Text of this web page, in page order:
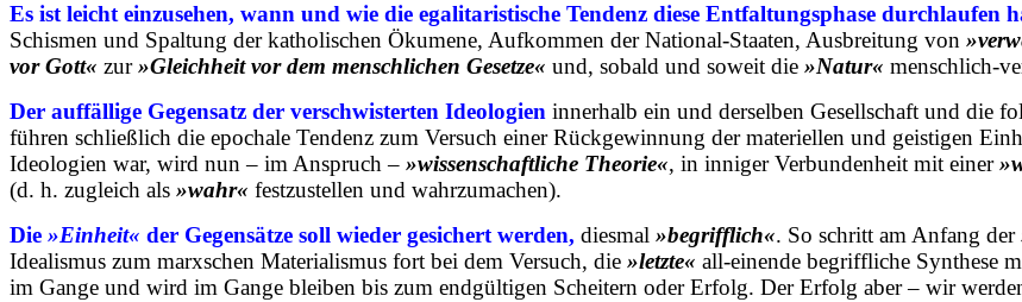
Es ist leicht einzusehen, wann und wie die egalitaristische Tendenz diese Entfaltungsphase durchlaufen
Schismen und Spaltung der katholischen Ökumene, Aufkommen der National-Staaten, Ausbreitung von
vor Gott« zur»Gleichheit vor dem menschlichen Gesetze« und, sobald und soweit die »Natur« menschlich-
Der auffällige Gegensatz der verschwisterten Ideologien innerhalb ein und derselben Gesellschaft und die
führen schließlich die epochale Tendenz zum Versuch einer Rückgewinnung der materiellen und geistigen
Ideologien war, wird nun – im Anspruch – »wissenschaftliche Theorie«, in inniger Verbundenheit mit einer
(d. h. zugleich als »wahr« festzustellen und wahrzumachen).
Die »Einheit« der Gegensätze soll wieder gesichert werden, diesmal »begrifflich«. So schritt am Anfang der
Idealismus zum marxschen Materialismus fort bei dem Versuch, die »letzte« all-einende begriffliche Synthese
im Gange und wird im Gange bleiben bis zum endgültigen Scheitern oder Erfolg. Der Erfolg aber – wir